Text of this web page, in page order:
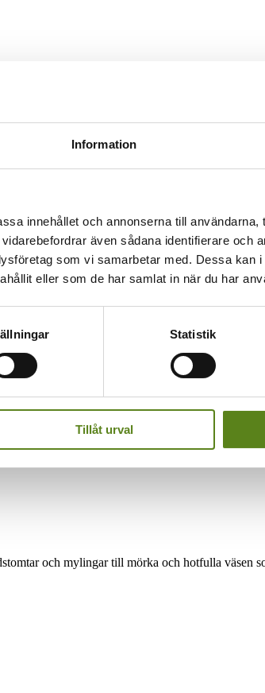
Information
innehållet och annonserna till användarna,
även sådana identifierare och
som vi samarbetar med. Dessa kan
eller som de har samlat in när du har
Statistik
Tillåt urval
och mylingar till mörka och hotfulla väsen